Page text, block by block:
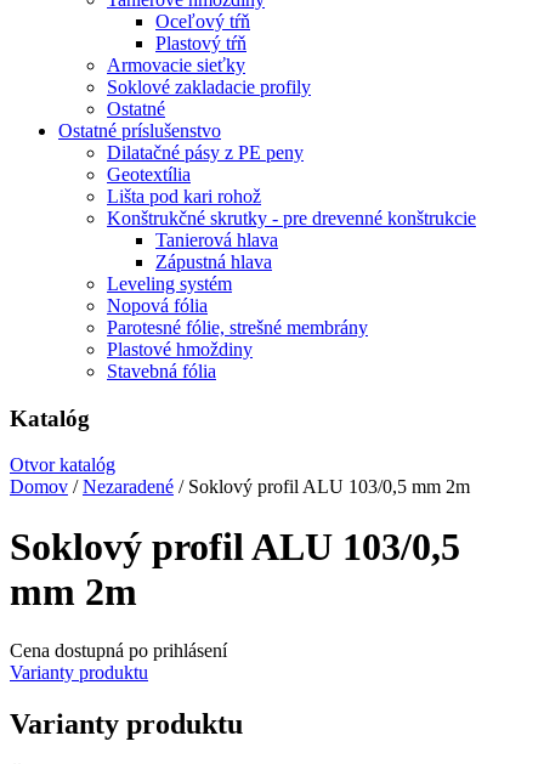
Oceľový tŕň
Plastový tŕň
Armovacie sieťky
Soklové zakladacie profily
Ostatné
Ostatné príslušenstvo
Dilatačné pásy z PE peny
Geotextília
Lišta pod kari rohož
Konštrukčné skrutky - pre drevenné konštrukcie
Tanierová hlava
Zápustná hlava
Leveling systém
Nopová fólia
Parotesné fólie, strešné membrány
Plastové hmoždiny
Stavebná fólia
Katalóg
Otvor katalóg
Domov /Nezaradené / Soklový profil ALU 103/0,5 mm 2m
Soklový profil ALU 103/0,5
mm 2m
Cena dostupná po prihlásení
Varianty produktu
Varianty produktu